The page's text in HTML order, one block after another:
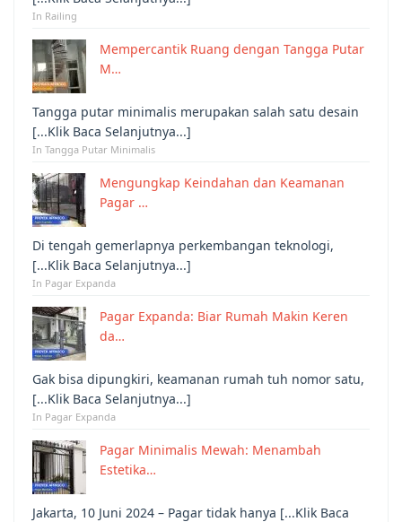
In Railing
Mempercantik Ruang dengan Tangga Putar
M…
Tangga putar minimalis merupakan salah satu desain
[...Klik Baca Selanjutnya...]
In Tangga Putar Minimalis
Mengungkap Keindahan dan Keamanan
Pagar …
Di tengah gemerlapnya perkembangan teknologi,
[...Klik Baca Selanjutnya...]
In Pagar Expanda
Pagar Expanda: Biar Rumah Makin Keren
da…
Gak bisa dipungkiri, keamanan rumah tuh nomor satu,
[...Klik Baca Selanjutnya...]
In Pagar Expanda
Pagar Minimalis Mewah: Menambah
Estetika…
Jakarta, 10 Juni 2024 – Pagar tidak hanya [...Klik Baca